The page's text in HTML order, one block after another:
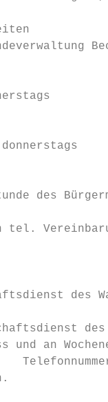
des
tel.
des
und an